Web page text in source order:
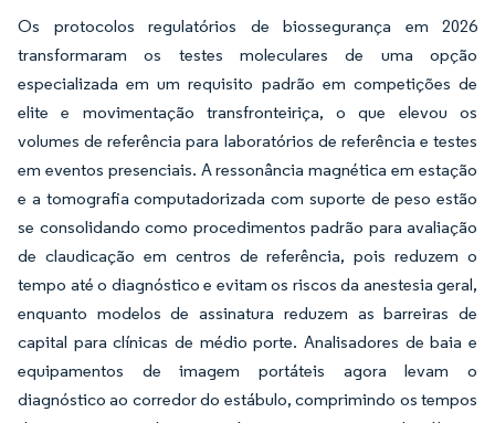
Os protocolos regulatórios de biossegurança em 2026
transformaram os testes moleculares de uma opção
especializada em um requisito padrão em competições de
elite e movimentação transfronteiriça, o que elevou os
volumes de referência para laboratórios de referência e testes
em eventos presenciais. A ressonância magnética em estação
e a tomografia computadorizada com suporte de peso estão
se consolidando como procedimentos padrão para avaliação
de claudicação em centros de referência, pois reduzem o
tempo até o diagnóstico e evitam os riscos da anestesia geral,
enquanto modelos de assinatura reduzem as barreiras de
capital para clínicas de médio porte. Analisadores de baia e
equipamentos de imagem portáteis agora levam o
diagnóstico ao corredor do estábulo, comprimindo os tempos